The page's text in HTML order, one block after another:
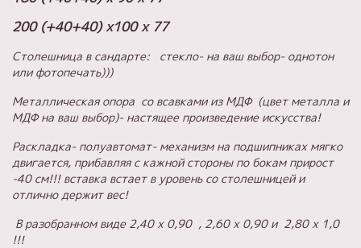
200 (+40+40) х100 х 77
Столешница в сандарте: стекло- на ваш выбор- однотон
или фотопечать)))
Металлическая опора со всавками из МДФ (цвет металла и
МДФ на ваш выбор)- настящее произведение искусства!
Раскладка- полуавтомат- механизм на подшипниках мягко
двигается, прибавляя с кажной стороны по бокам прирост
-40 см!!! вставка встает в уровень со столешницей и
отлично держит вес!
В разобранном виде 2,40 х 0,90 , 2,60 х 0,90 и 2,80 х 1,0
!!!